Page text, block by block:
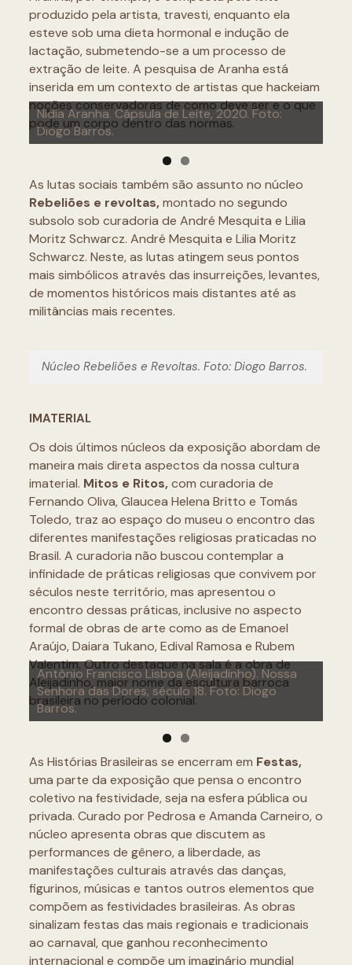
produzido pela artista, travesti, enquanto ela
esteve sob uma dieta hormonal e indução de
lactação, submetendo-se a um processo de
extração de leite. A pesquisa de Aranha está
inserida em um contexto de artistas que hackeiam
noções conservadoras de como deve ser e o que
pode um corpo dentro das normas.
Nídia Aranha. Cápsula de Leite, 2020. Foto:
Diogo Barros.
Parede do núcleo Retomadas, com obras de
Rosana Paulino, Yhuri Cruz, Fefa Lins e Nídia
Aranha. Foto: Diogo Barros.
As lutas sociais também são assunto no núcleo
Rebeliões e revoltas, montado no segundo
subsolo sob curadoria de André Mesquita e Lilia
Moritz Schwarcz. André Mesquita e Lilia Moritz
Schwarcz. Neste, as lutas atingem seus pontos
mais simbólicos através das insurreições, levantes,
de momentos históricos mais distantes até as
militâncias mais recentes.
Núcleo Rebeliões e Revoltas. Foto: Diogo Barros.
IMATERIAL
Os dois últimos núcleos da exposição abordam de
maneira mais direta aspectos da nossa cultura
imaterial. Mitos e Ritos, com curadoria de
Fernando Oliva, Glaucea Helena Britto e Tomás
Toledo, traz ao espaço do museu o encontro das
diferentes manifestações religiosas praticadas no
Brasil. A curadoria não buscou contemplar a
infinidade de práticas religiosas que convivem por
séculos neste território, mas apresentou o
encontro dessas práticas, inclusive no aspecto
formal de obras de arte como as de Emanoel
Araújo, Daiara Tukano, Edival Ramosa e Rubem
Valentim. Outro destaque na sala é a obra de
Aleijadinho, maior nome da escultura barroca
brasileira no período colonial.
Antônio Francisco Lisboa (Aleijadinho). Nossa
Senhora das Dores, século 18. Foto: Diogo
Barros.
Obras de Emanoel Araújo, Daiara Tukano, Edival
Ramosa e Rubem Valentim no núcleo Mitos e
Ritos. Foto: Diogo Barros.
As Histórias Brasileiras se encerram em Festas,
uma parte da exposição que pensa o encontro
coletivo na festividade, seja na esfera pública ou
privada. Curado por Pedrosa e Amanda Carneiro, o
núcleo apresenta obras que discutem as
performances de gênero, a liberdade, as
manifestações culturais através das danças,
figurinos, músicas e tantos outros elementos que
compõem as festividades brasileiras. As obras
sinalizam festas das mais regionais e tradicionais
ao carnaval, que ganhou reconhecimento
internacional e compõe um imaginário mundial